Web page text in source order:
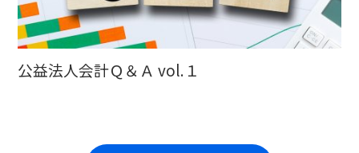
公益法人会計Ｑ＆Ａ vol.１